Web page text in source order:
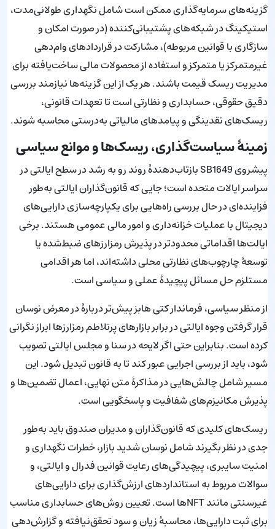
گزینه‌های سرمایه‌گذاری ممکن است شامل نگهداری طولانی‌مدت،
استیکینگ در شبکه‌های پشتیبانی‌کننده (در صورت امکان و
سازگاری با قوانین مربوطه)، مشارکت در قراردادهای وام‌دهی
غیرمتمرکز یا متمرکز و استفاده از محصولات مالی ساخت‌یافته برای
مدیریت ریسک قیمت باشند. هر یک از این گزینه‌ها نیازمند بررسی
دقیق حقوقی، حسابداری و نظارتی است تا تعهدات قانونی،
ریسک‌های نقدینگی و پیامدهای مالیاتی به‌درستی محاسبه شوند.
زمینهٔ سیاست‌گذاری، ریسک‌ها و موانع سیاسی
پیشروی SB1649 بازتاب‌دهندهٔ روند رو به رشد در سطح ایالتی در
سراسر ایالات متحده است؛ جایی که قانون‌گذاران ایالتی به‌طور
فزاینده‌ای در حال بررسی راه‌هایی برای یکپارچه‌سازی دارایی‌های
دیجیتال با عملیات خزانه‌داری و امور مالی عمومی هستند. برخی
ایالت‌ها اقداماتی محدودتر در پذیرش رمزارزهای ضبط‌شده یا
توسعهٔ چارچوب‌های نظارتی محلی داشته‌اند، اما هر اقدامی
مستلزم حل مسائل پیچیدهٔ عملی و سیاسی است.
از منظر سیاسی، فرماندار کتی هابز پیش‌تر دربارهٔ در معرض نوسان
قرار گرفتن وجوه ایالتی در برابر بازارهای پرتلاطم رمزارزها ابراز نگرانی
کرده است. بنابراین حتی اگر لایحه در سنا و مجلس ایالتی تصویب
شود، باید از بررسی اجرایی عبور کند تا به قانون تبدیل شود. این
مسیر شامل چالش‌هایی در مذاکرهٔ متن نهایی، اعمال تضمین‌ها و
پذیرش مکانیزم‌های شفافیت و پاسخگویی است.
ریسک‌های کلیدی که قانون‌گذاران و مدیران صندوق باید به‌طور
جدی در نظر بگیرند شامل نوسان شدید بازار، خطرات نگهداری و
امنیت سایبری، پیچیدگی‌های رعایت قوانین فدرال و ایالتی، و
سوالات مربوط به استانداردهای ارزش‌گذاری برای دارایی‌های
غیرسنتی مانند NFTها است. تعیین روش‌های حسابداری مناسب
برای ثبت دارایی‌ها، محاسبهٔ زیان و سود تحقق‌نیافته و گزارش‌دهی